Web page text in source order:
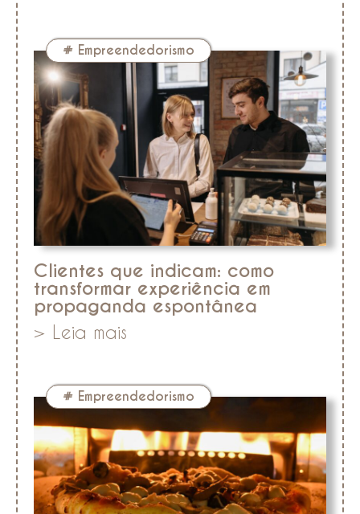
# Empreendedorismo
Clientes que indicam: como
transformar experiência em
propaganda espontânea
> Leia mais
# Empreendedorismo